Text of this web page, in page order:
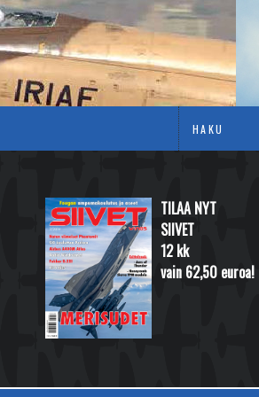
TILAA NYT
SIIVET
12 kk
vain 62,50 euroa!